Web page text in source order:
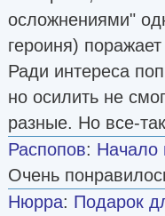
осложнениями"
героиня)
Ради интереса
но осилить не
разные. Но все-
Распопов: Начало
Очень
Нюрра: Подарок